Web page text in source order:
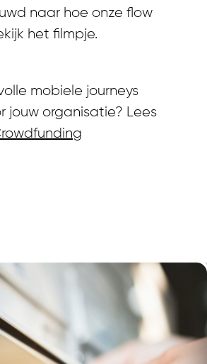
naar hoe onze flow
het filmpje.
mobiele journeys
jouw organisatie? Lees